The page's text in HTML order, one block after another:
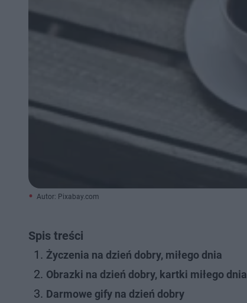
Autor: Pixabay.com
Spis treści
Życzenia na dzień dobry, miłego dnia
Obrazki na dzień dobry, kartki miłego dnia
Darmowe gify na dzień dobry